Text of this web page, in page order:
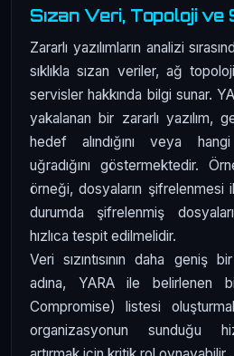
Sızan Veri, Topoloji
Zararlı yazılımların analizi
sıklıkla sızan veriler, ağ
servisler hakkında bilgi sunar.
yakalanan bir zararlı yazılım,
hedef alındığını veya
uğradığını göstermektedir.
örneği, dosyaların şifrelenmesi
durumda şifrelenmiş
hızlıca tespit edilmelidir.
Veri sızıntısının daha geniş
adına, YARA ile belirlenen
Compromise) listesi
organizasyonun sunduğu